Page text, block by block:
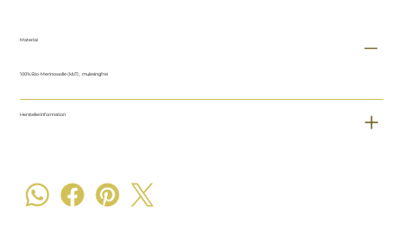
Material
100% Bio-Merinowolle (kbT), mulesingfrei
Herstellerinformation